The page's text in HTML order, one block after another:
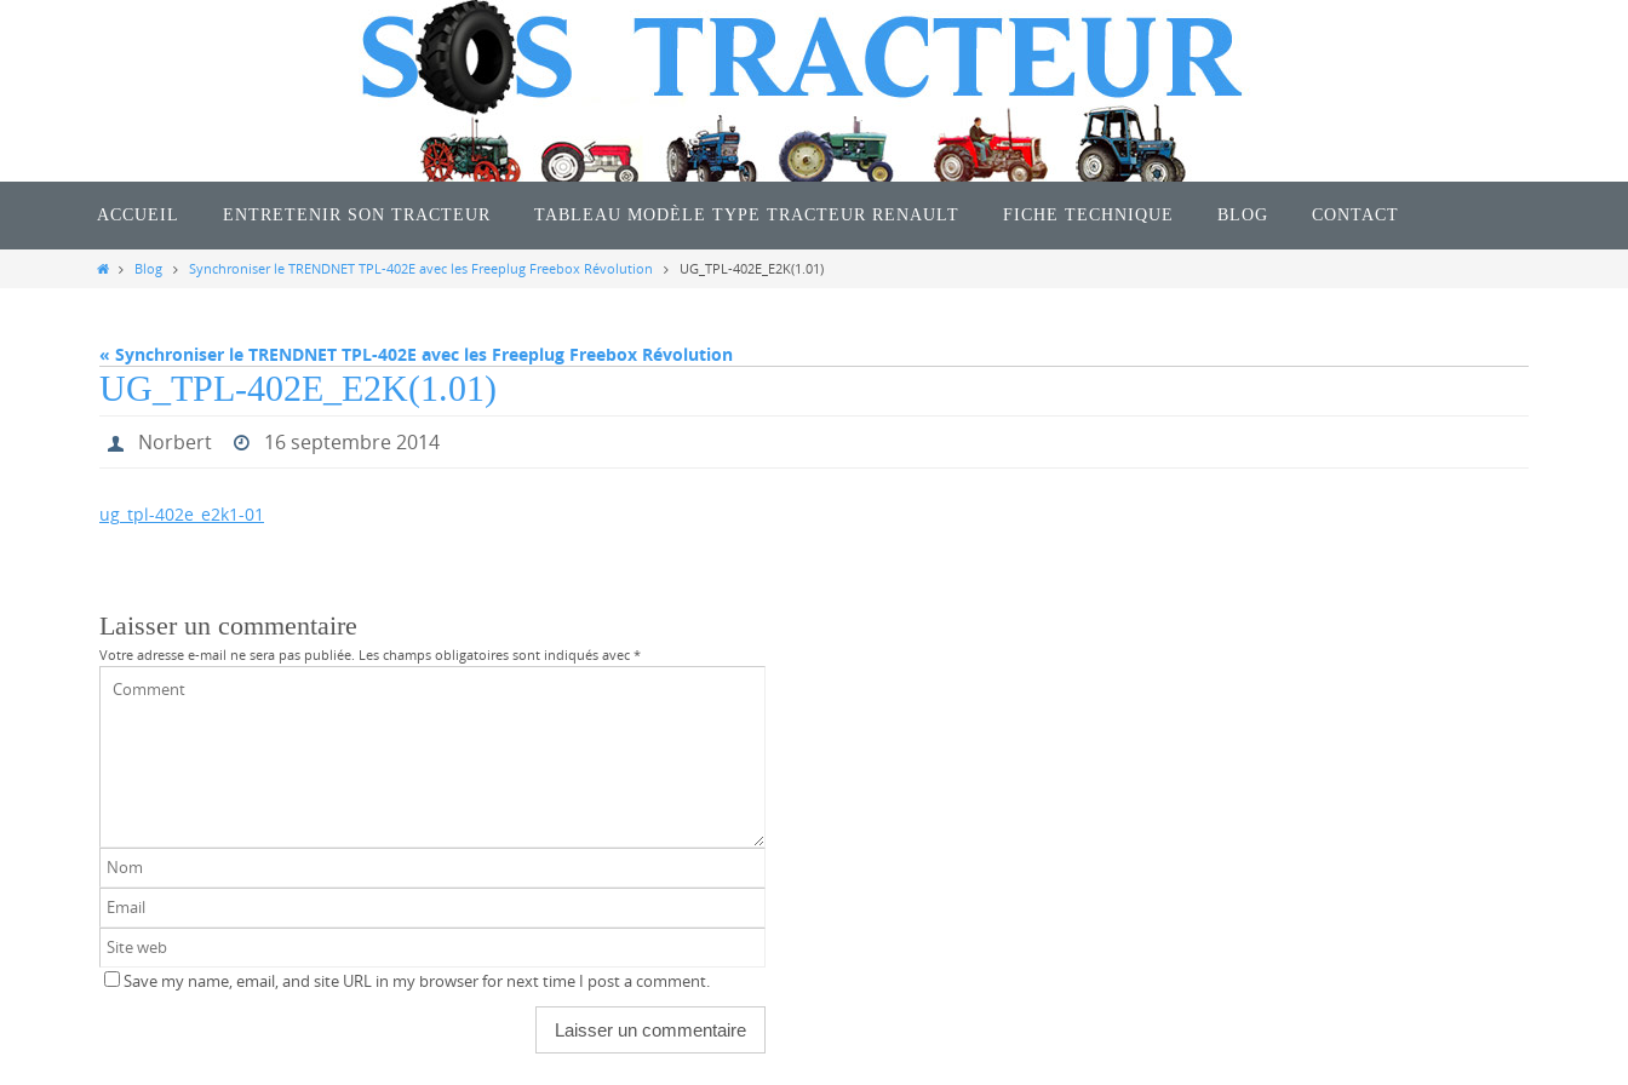
ACCUEIL ENTRETENIR SON TRACTEUR TABLEAU MODÈLE TYPE TRACTEUR RENAULT FICHE TECHNIQUE BLOG CONTACT
HomeBlog Synchroniser le TRENDNET TPL-402E avec les Freeplug Freebox Révolution UG_TPL-402E_E2K(1.01)
« Synchroniser le TRENDNET TPL-402E avec les Freeplug Freebox Révolution
UG_TPL-402E_E2K(1.01)
Norbert 16 septembre 2014
ug_tpl-402e_e2k1-01
Laisser un commentaire
Votre adresse e-mail ne sera pas publiée. Les champs obligatoires sont indiqués avec *
Save my name, email, and site URL in my browser for next time I post a comment.